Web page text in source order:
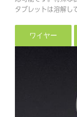
タブレットは溶解し
ワイヤー